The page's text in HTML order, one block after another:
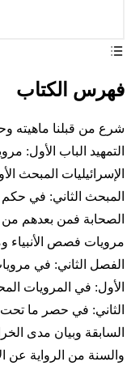
فهرس الكتاب
شرع من قبلنا ماهيته
التمهيد الباب الأول:
الإسرائيليات المبحث
المبحث الثاني: في حكم
الصحابة فمن بعدهم
مرويات فصص الأنبياء
الفصل الثاني: في
الأول: في المرويات
الثاني: في حصر ما
السابقة وبيان مدى
والسنة من الرواية عن